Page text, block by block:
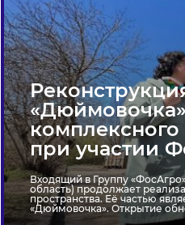
при участии
Входящий в Группу
область) продолжает
пространства. Её частью
«Дюймовочка». Открытие